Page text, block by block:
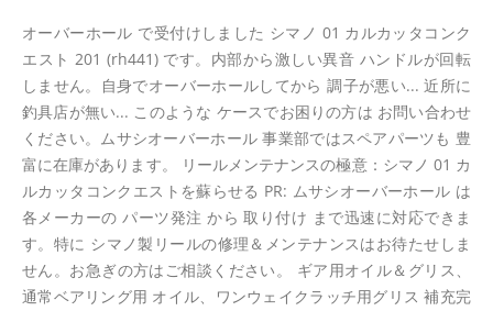
オーバーホール で受付けしました シマノ 01 カルカッタコンク
エスト 201 (rh441) です。内部から激しい異音 ハンドルが回転
しません。自身でオーバーホールしてから 調子が悪い... 近所に
釣具店が無い... このような ケースでお困りの方は お問い合わせ
ください。ムサシオーバーホール 事業部ではスペアパーツも 豊
富に在庫があります。 リールメンテナンスの極意：シマノ 01 カ
ルカッタコンクエストを蘇らせる PR: ムサシオーバーホール は
各メーカーの パーツ発注 から 取り付け まで迅速に対応できま
す。特に シマノ製リールの修理＆メンテナンスはお待たせしま
せん。お急ぎの方はご相談ください。 ギア用オイル＆グリス、
通常ベアリング用 オイル、ワンウェイクラッチ用グリス 補充完